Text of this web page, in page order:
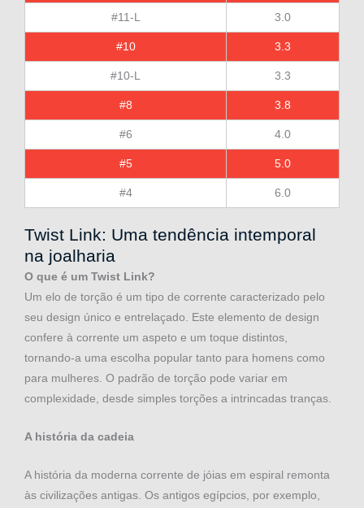
#11-L 3.0
#10 3.3
#10-L 3.3
#8 3.8
#6 4.0
#5 5.0
#4 6.0
Twist Link: Uma tendência intemporal
na joalharia
O que é um Twist Link?
Um elo de torção é um tipo de corrente caracterizado pelo
seu design único e entrelaçado. Este elemento de design
confere à corrente um aspeto e um toque distintos,
tornando-a uma escolha popular tanto para homens como
para mulheres. O padrão de torção pode variar em
complexidade, desde simples torções a intrincadas tranças.
A história da cadeia
A história da moderna corrente de jóias em espiral remonta
às civilizações antigas. Os antigos egípcios, por exemplo,